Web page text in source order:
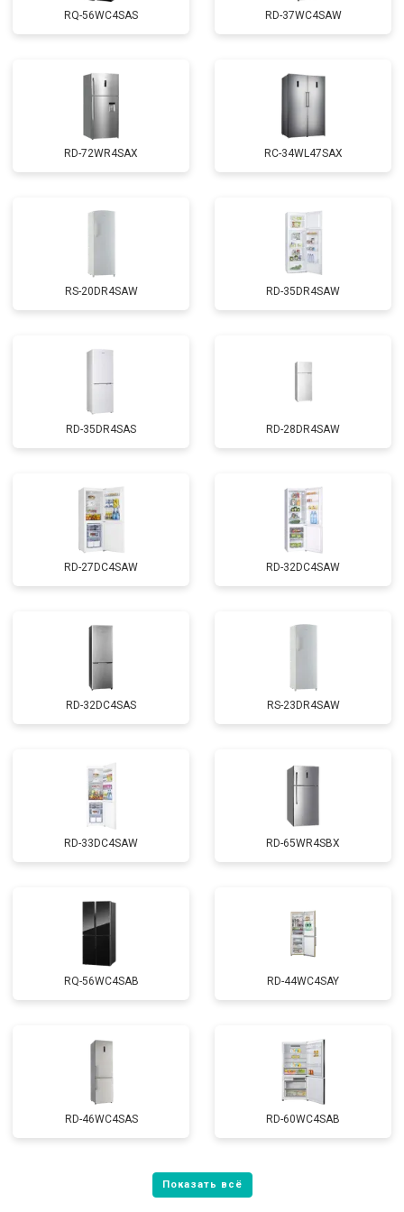
RQ-56WC4SAS RD-37WC4SAW
RD-72WR4SAX RС-34WL47SAX
RS-20DR4SAW RD-35DR4SAW
RD-35DR4SAS RD-28DR4SAW
RD-27DC4SAW RD-32DC4SAW
RD-32DC4SAS RS-23DR4SAW
RD-33DC4SAW RD-65WR4SBX
RQ-56WC4SAB RD-44WC4SAY
RD-46WC4SAS RD-60WC4SAB